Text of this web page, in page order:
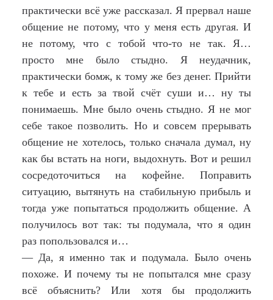
практически всё уже рассказал. Я прервал наше
общение не потому, что у меня есть другая. И
не потому, что с тобой что-то не так. Я…
просто мне было стыдно. Я неудачник,
практически бомж, к тому же без денег. Прийти
к тебе и есть за твой счёт суши и… ну ты
понимаешь. Мне было очень стыдно. Я не мог
себе такое позволить. Но и совсем прерывать
общение не хотелось, только сначала думал, ну
как бы встать на ноги, выдохнуть. Вот и решил
сосредоточиться на кофейне. Поправить
ситуацию, вытянуть на стабильную прибыль и
тогда уже попытаться продолжить общение. А
получилось вот так: ты подумала, что я один
раз попользовался и…
— Да, я именно так и подумала. Было очень
похоже. И почему ты не попытался мне сразу
всё объяснить? Или хотя бы продолжить